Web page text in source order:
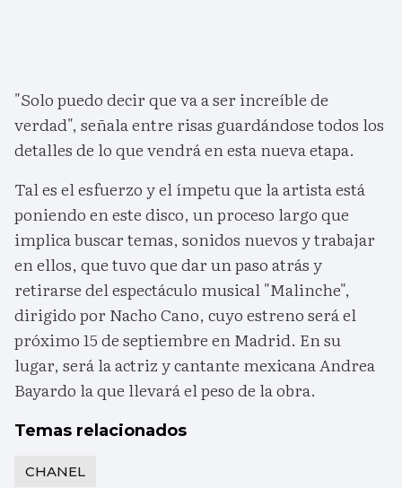
"Solo puedo decir que va a ser increíble de
verdad", señala entre risas guardándose todos los
detalles de lo que vendrá en esta nueva etapa.
Tal es el esfuerzo y el ímpetu que la artista está
poniendo en este disco, un proceso largo que
implica buscar temas, sonidos nuevos y trabajar
en ellos, que tuvo que dar un paso atrás y
retirarse del espectáculo musical "Malinche",
dirigido por Nacho Cano, cuyo estreno será el
próximo 15 de septiembre en Madrid. En su
lugar, será la actriz y cantante mexicana Andrea
Bayardo la que llevará el peso de la obra.
Temas relacionados
CHANEL